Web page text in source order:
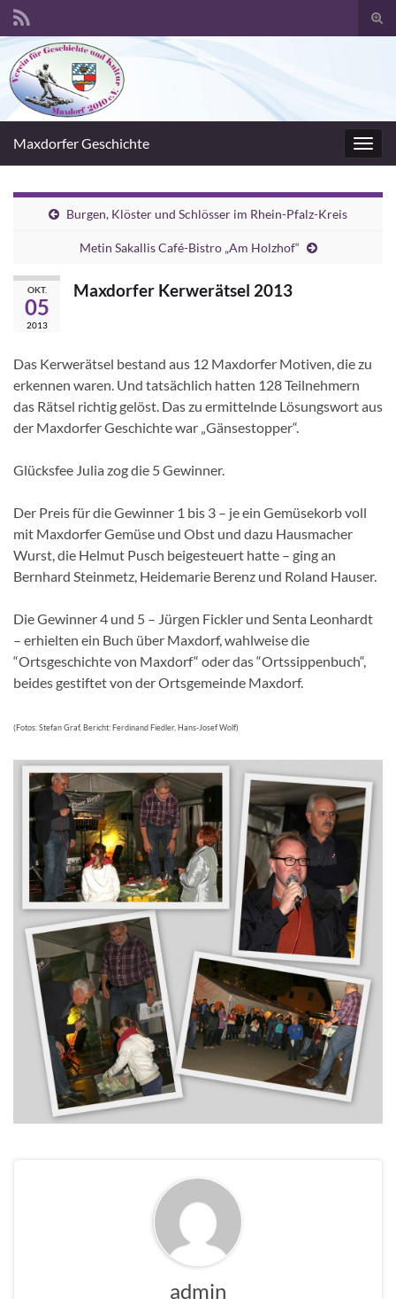
Search for:
Maxdorfer Geschichte
Burgen, Klöster und Schlösser im Rhein-Pfalz-Kreis
Metin Sakallis Café-Bistro „Am Holzhof“
OKT.
05
2013
Maxdorfer Kerwerätsel 2013
Das Kerwerätsel bestand aus 12 Maxdorfer Motiven, die zu
erkennen waren. Und tatsächlich hatten 128 Teilnehmern
das Rätsel richtig gelöst. Das zu ermittelnde Lösungswort aus
der Maxdorfer Geschichte war „Gänsestopper“.
Glücksfee Julia zog die 5 Gewinner.
Der Preis für die Gewinner 1 bis 3 – je ein Gemüsekorb voll
mit Maxdorfer Gemüse und Obst und dazu Hausmacher
Wurst, die Helmut Pusch beigesteuert hatte – ging an
Bernhard Steinmetz, Heidemarie Berenz und Roland Hauser.
Die Gewinner 4 und 5 – Jürgen Fickler und Senta Leonhardt
– erhielten ein Buch über Maxdorf, wahlweise die
“Ortsgeschichte von Maxdorf“ oder das “Ortssippenbuch“,
beides gestiftet von der Ortsgemeinde Maxdorf.
(Fotos: Stefan Graf, Bericht: Ferdinand Fiedler, Hans-Josef Wolf)
admin